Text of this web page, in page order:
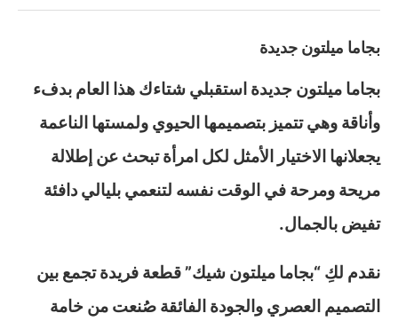
بجاما ميلتون جديدة
بجاما ميلتون جديدة استقبلي شتاءك هذا العام بدفء
وأناقة وهي تتميز بتصميمها الحيوي ولمستها الناعمة
يجعلانها الاختيار الأمثل لكل امرأة تبحث عن إطلالة
مريحة ومرحة في الوقت نفسه لتنعمي بليالي دافئة
تفيض بالجمال.
نقدم لكِ “بجاما ميلتون شيك” قطعة فريدة تجمع بين
التصميم العصري والجودة الفائقة صُنعت من خامة